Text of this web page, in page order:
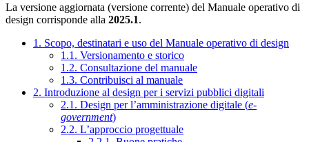
La versione aggiornata (versione corrente) del Manuale operativo di
design corrisponde alla 2025.1.
1. Scopo, destinatari e uso del Manuale operativo di design
1.1. Versionamento e storico
1.2. Consultazione del manuale
1.3. Contribuisci al manuale
2. Introduzione al design per i servizi pubblici digitali
2.1. Design per l’amministrazione digitale (e-
government)
2.2. L’approccio progettuale